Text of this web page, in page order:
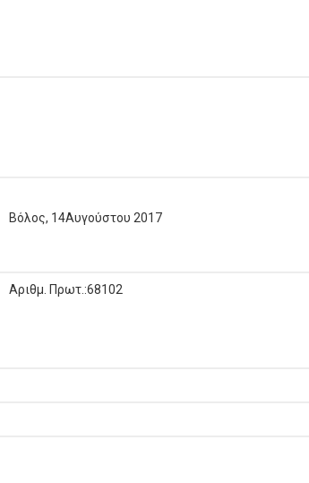
Βόλος, 14Αυγούστου 2017
Αριθμ. Πρωτ.:68102